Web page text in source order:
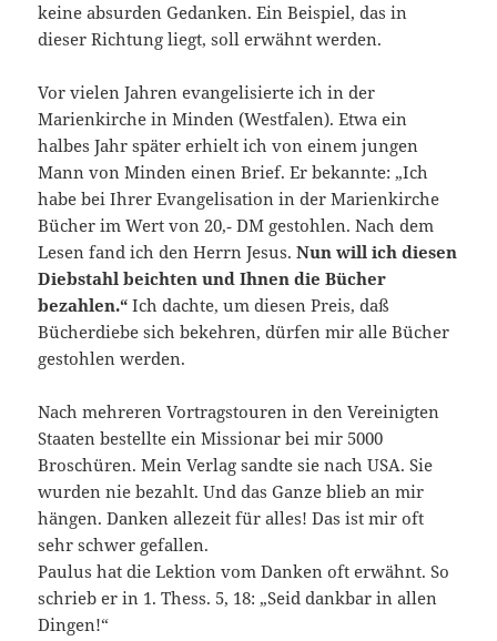
keine absurden Gedanken. Ein Beispiel, das in
dieser Richtung liegt, soll erwähnt werden.
Vor vielen Jahren evangelisierte ich in der
Marienkirche in Minden (Westfalen). Etwa ein
halbes Jahr später erhielt ich von einem jungen
Mann von Minden einen Brief. Er bekannte: „Ich
habe bei Ihrer Evangelisation in der Marienkirche
Bücher im Wert von 20,‑ DM gestohlen. Nach dem
Lesen fand ich den Herrn Jesus.Nun will ich diesen
Diebstahl beichten und Ihnen die Bücher
bezahlen.“ Ich dachte, um diesen Preis, daß
Bücherdiebe sich bekehren, dürfen mir alle Bücher
gestohlen werden.
Nach mehreren Vortragstouren in den Vereinigten
Staaten bestellte ein Missionar bei mir 5000
Broschüren. Mein Verlag sandte sie nach USA. Sie
wurden nie bezahlt. Und das Ganze blieb an mir
hängen. Danken allezeit für alles! Das ist mir oft
sehr schwer gefallen.
Paulus hat die Lektion vom Danken oft erwähnt. So
schrieb er in 1. Thess. 5, 18: „Seid dankbar in allen
Dingen!“